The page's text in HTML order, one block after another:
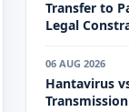
Transfer to
Legal
06 AUG 2026
Hantavirus